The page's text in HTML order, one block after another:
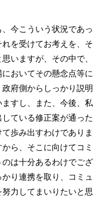
今こういう状況であっ
を受けてお考えを、そ
いますが、その中で、
おいてその懸念点等に
府側からしっかり説明
すし、また、今後、私
ている修正案が通った
歩み出すわけでありま
ら、そこに向けてコミ
は十分あるわけでござ
り連携を取り、コミュ
力してまいりたいと思